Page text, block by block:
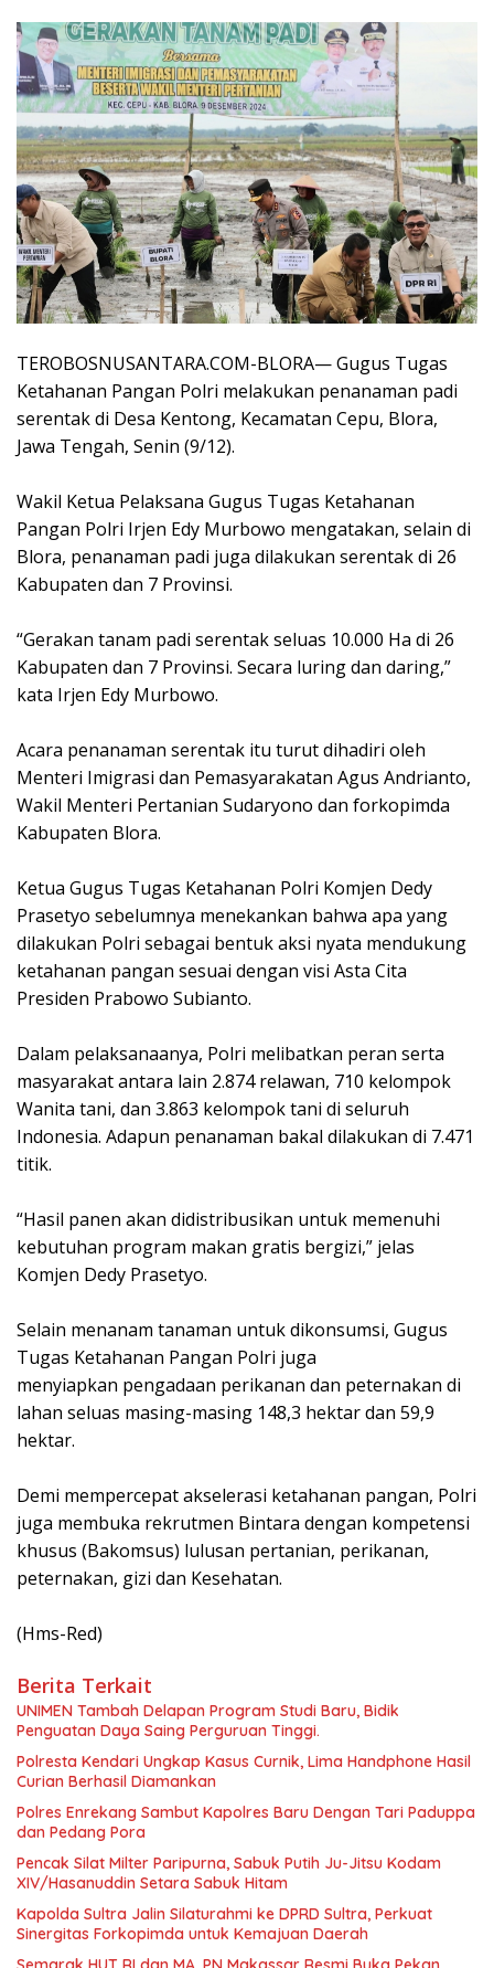
TEROBOSNUSANTARA.COM-BLORA— Gugus Tugas
Ketahanan Pangan Polri melakukan penanaman padi
serentak di Desa Kentong, Kecamatan Cepu, Blora,
Jawa Tengah, Senin (9/12).
Wakil Ketua Pelaksana Gugus Tugas Ketahanan
Pangan Polri Irjen Edy Murbowo mengatakan, selain di
Blora, penanaman padi juga dilakukan serentak di 26
Kabupaten dan 7 Provinsi.
“Gerakan tanam padi serentak seluas 10.000 Ha di 26
Kabupaten dan 7 Provinsi. Secara luring dan daring,”
kata Irjen Edy Murbowo.
Acara penanaman serentak itu turut dihadiri oleh
Menteri Imigrasi dan Pemasyarakatan Agus Andrianto,
Wakil Menteri Pertanian Sudaryono dan forkopimda
Kabupaten Blora.
Ketua Gugus Tugas Ketahanan Polri Komjen Dedy
Prasetyo sebelumnya menekankan bahwa apa yang
dilakukan Polri sebagai bentuk aksi nyata mendukung
ketahanan pangan sesuai dengan visi Asta Cita
Presiden Prabowo Subianto.
Dalam pelaksanaanya, Polri melibatkan peran serta
masyarakat antara lain 2.874 relawan, 710 kelompok
Wanita tani, dan 3.863 kelompok tani di seluruh
Indonesia. Adapun penanaman bakal dilakukan di 7.471
titik.
“Hasil panen akan didistribusikan untuk memenuhi
kebutuhan program makan gratis bergizi,” jelas
Komjen Dedy Prasetyo.
Selain menanam tanaman untuk dikonsumsi, Gugus
Tugas Ketahanan Pangan Polri juga
menyiapkan pengadaan perikanan dan peternakan di
lahan seluas masing-masing 148,3 hektar dan 59,9
hektar.
Demi mempercepat akselerasi ketahanan pangan, Polri
juga membuka rekrutmen Bintara dengan kompetensi
khusus (Bakomsus) lulusan pertanian, perikanan,
peternakan, gizi dan Kesehatan.
(Hms-Red)
Berita Terkait
UNIMEN Tambah Delapan Program Studi Baru, Bidik
Penguatan Daya Saing Perguruan Tinggi.
Polresta Kendari Ungkap Kasus Curnik, Lima Handphone Hasil
Curian Berhasil Diamankan
Polres Enrekang Sambut Kapolres Baru Dengan Tari Paduppa
dan Pedang Pora
Pencak Silat Milter Paripurna, Sabuk Putih Ju-Jitsu Kodam
XIV/Hasanuddin Setara Sabuk Hitam
Kapolda Sultra Jalin Silaturahmi ke DPRD Sultra, Perkuat
Sinergitas Forkopimda untuk Kemajuan Daerah